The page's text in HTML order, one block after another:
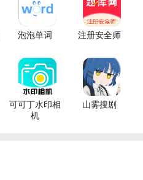
泡泡单词 注册安全师
可可丁水印相
机
山雾搜剧